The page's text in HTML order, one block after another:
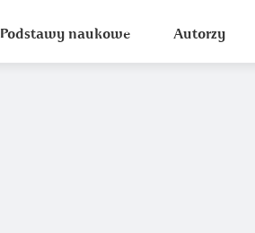
Podstawy naukowe Autorzy